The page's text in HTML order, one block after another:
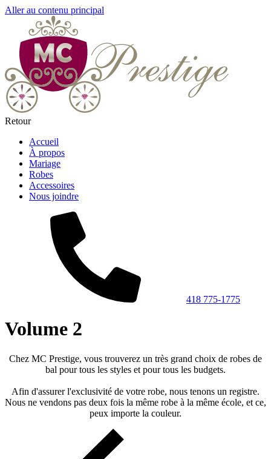
Aller au contenu principal
Retour
Accueil
À propos
Mariage
Robes
Accessoires
Nous joindre
418 775-1775
Volume 2
Chez MC Prestige, vous trouverez un très grand choix de robes de
bal pour tous les styles et pour tous les budgets.
Afin d'assurer l'exclusivité de votre robe, nous tenons un registre.
Nous ne vendons pas deux fois la même robe à la même école, et ce,
peux importe la couleur.